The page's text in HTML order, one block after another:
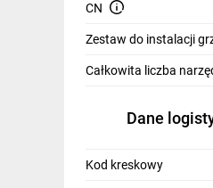
Energetyka wiatrowa
CN
Zestaw do instalacji
Całkowita liczba
Dane
Kod kreskowy